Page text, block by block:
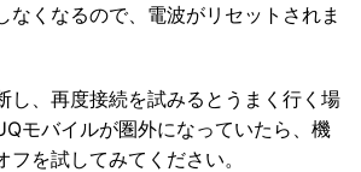
なくなるので、電波がリセットされま
し、再度接続を試みるとうまく行く場
モバイルが圏外になっていたら、機
を試してみてください。